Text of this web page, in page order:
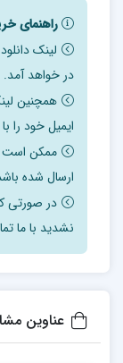
راهنمای
لینک
در خواهد آمد.
همچنین
ایمیل خود را
ارسال شده
در صورتی
نشدید با ما
عناوین